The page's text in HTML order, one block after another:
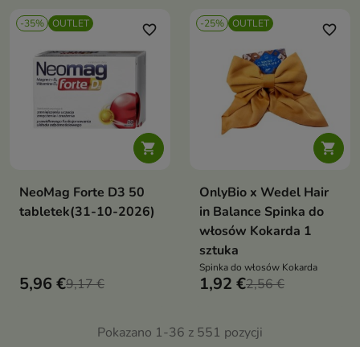
-35% OUTLET

favorite_border
NeoMag Forte D3 50
tabletek(31-10-2026)
5,96 €9,17 €
-25% OUTLET

favorite_border
OnlyBio x Wedel Hair
in Balance Spinka do
włosów Kokarda 1
sztuka
Spinka do włosów Kokarda
1,92 €2,56 €
Pokazano 1-36 z 551 pozycji